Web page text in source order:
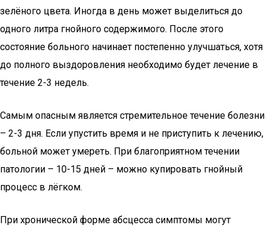
зелёного цвета. Иногда в день может выделиться до
одного литра гнойного содержимого. После этого
состояние больного начинает постепенно улучшаться, хотя
до полного выздоровления необходимо будет лечение в
течение 2-3 недель.
Самым опасным является стремительное течение болезни
– 2-3 дня. Если упустить время и не приступить к лечению,
больной может умереть. При благоприятном течении
патологии – 10-15 дней – можно купировать гнойный
процесс в лёгком.
При хронической форме абсцесса симптомы могут